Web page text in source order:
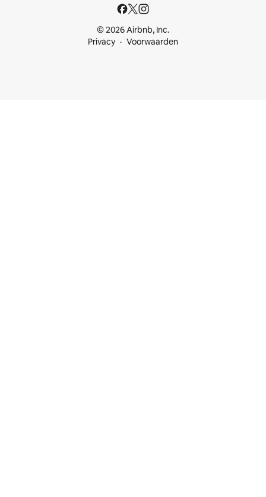
© 2026 Airbnb, Inc.
Privacy
Voorwaarden